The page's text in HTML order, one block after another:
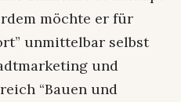
möchte er für
unmittelbar selbst
und
“Bauen und